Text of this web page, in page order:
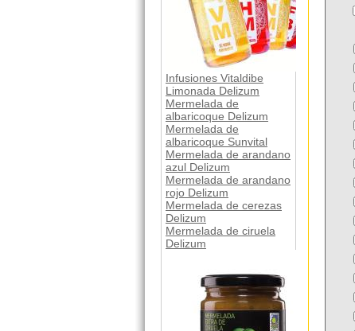
Infusiones Vitaldibe
Limonada Delizum
Mermelada de
albaricoque Delizum
Mermelada de
albaricoque Sunvital
Mermelada de arandano
azul Delizum
Mermelada de arandano
rojo Delizum
Mermelada de cerezas
Delizum
Mermelada de ciruela
Delizum